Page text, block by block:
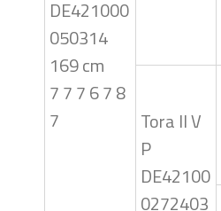
DE421000
050314
169 cm
7 7 7 6 7 8
7
Tora II V
P
DE42100
0272403